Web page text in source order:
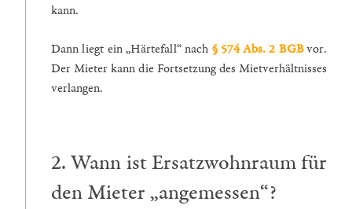
kann.
Dann liegt ein „Härtefall“ nach § 574 Abs. 2 BGBvor.
Der Mieter kann die Fortsetzung des Mietverhältnisses
verlangen.
2. Wann ist Ersatzwohnraum für
den Mieter „angemessen“?